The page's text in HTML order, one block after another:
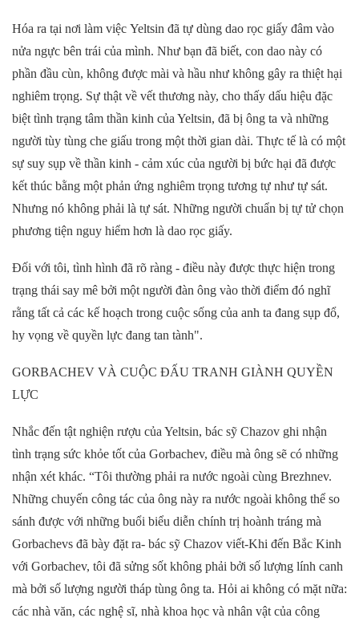
Hóa ra tại nơi làm việc Yeltsin đã tự dùng dao rọc giấy đâm vào
nửa ngực bên trái của mình. Như bạn đã biết, con dao này có
phần đầu cùn, không được mài và hầu như không gây ra thiệt hại
nghiêm trọng. Sự thật về vết thương này, cho thấy dấu hiệu đặc
biệt tình trạng tâm thần kinh của Yeltsin, đã bị ông ta và những
người tùy tùng che giấu trong một thời gian dài. Thực tế là có một
sự suy sụp về thần kinh - cảm xúc của người bị bức hại đã được
kết thúc bằng một phản ứng nghiêm trọng tương tự như tự sát.
Nhưng nó không phải là tự sát. Những người chuẩn bị tự tử chọn
phương tiện nguy hiểm hơn là dao rọc giấy.
Đối với tôi, tình hình đã rõ ràng - điều này được thực hiện trong
trạng thái say mê bởi một người đàn ông vào thời điểm đó nghĩ
rằng tất cả các kế hoạch trong cuộc sống của anh ta đang sụp đổ,
hy vọng về quyền lực đang tan tành".
GORBACHEV VÀ CUỘC ĐẤU TRANH GIÀNH QUYỀN
LỰC
Nhắc đến tậtnghiện rượu của Yeltsin, bác sỹ Chazov ghi nhận
tình trạng sức khỏe tốt của Gorbachev, điều mà ông sẽ có những
nhận xét khác. “Tôi thường phải ra nước ngoài cùng Brezhnev.
Những chuyến công tác của ông này ra nước ngoài không thể so
sánh được với những buổi biểu diễn chính trị hoành tráng mà
Gorbachevs đã bày đặt ra- bác sỹ Chazov viết-Khi đến Bắc Kinh
với Gorbachev, tôi đã sửng sốtkhông phải bởi số lượng lính canh
mà bởi số lượng người tháp tùng ông ta. Hỏi ai không có mặt nữa:
các nhà văn, các nghệ sĩ, nhà khoa học và nhân vật của công